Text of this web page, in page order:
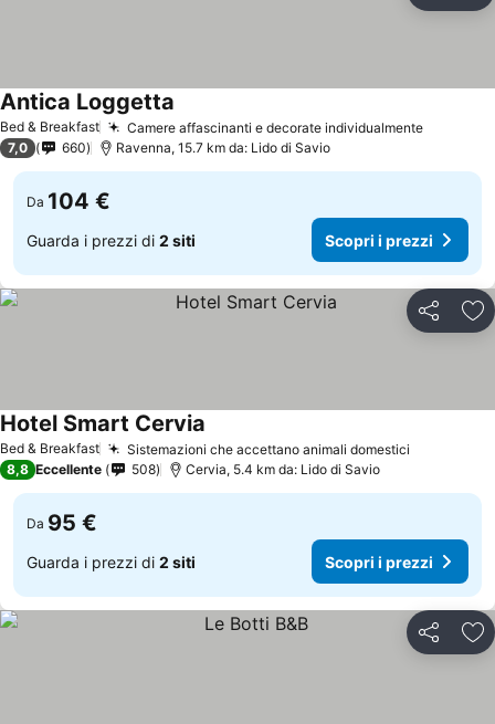
Bed & Breakfast Camere affascinanti e decorate individualmenteScopri i
Antica Loggetta
7,0 660 Ravenna, 15.7 km da: Lido di Savio
Da 104 €
Guarda i prezzi di 2 siti Scopri i prezzi
Condividi
Bed & Breakfast Sistemazioni che accettano animali domestici
Hotel Smart Cervia
8,8 Eccellente 508 Cervia, 5.4 km da: Lido di Savio
Da 95 €
Guarda i prezzi di 2 siti Scopri i prezzi
Condividi